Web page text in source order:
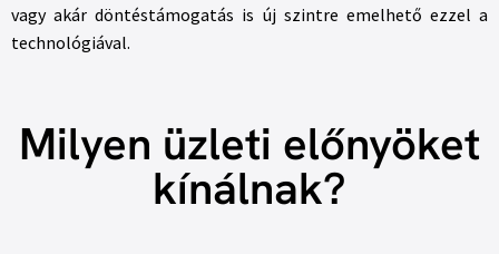
vagy akár döntéstámogatás is új szintre emelhető ezzel a
technológiával.
Milyen üzleti előnyöket
kínálnak?